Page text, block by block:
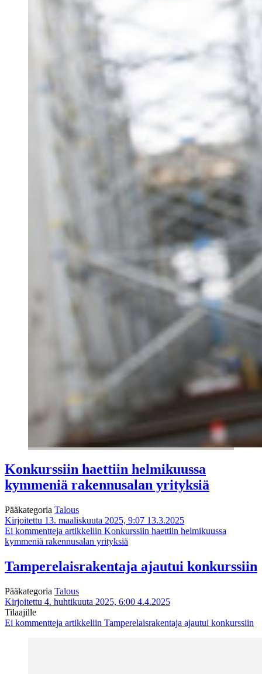
Konkurssiin haettiin helmikuussa
kymmeniä rakennusalan yrityksiä
Pääkategoria Talous
Kirjoitettu 13. maaliskuuta 2025, 9:07 13.3.2025
Ei kommentteja artikkeliin Konkurssiin haettiin helmikuussa
kymmeniä rakennusalan yrityksiä
Tamperelaisrakentaja ajautui konkurssiin
Pääkategoria Talous
Kirjoitettu 4. huhtikuuta 2025, 6:00 4.4.2025
Tilaajille
Ei kommentteja artikkeliin Tamperelaisrakentaja ajautui konkurssiin